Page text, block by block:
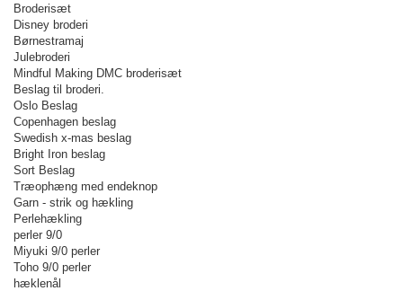
Broderisæt
Disney broderi
Børnestramaj
Julebroderi
Mindful Making DMC broderisæt
Beslag til broderi.
Oslo Beslag
Copenhagen beslag
Swedish x-mas beslag
Bright Iron beslag
Sort Beslag
Træophæng med endeknop
Garn - strik og hækling
Perlehækling
perler 9/0
Miyuki 9/0 perler
Toho 9/0 perler
hæklenål